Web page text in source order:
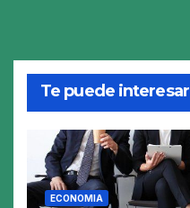
Te puede interesar
ECONOMIA